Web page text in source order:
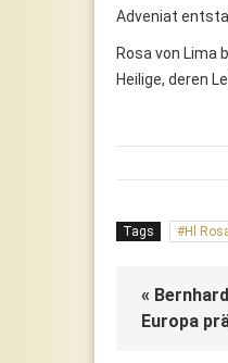
Adveniat
Rosa von Lima
Heilige, deren
Tags Hl
«
Europa